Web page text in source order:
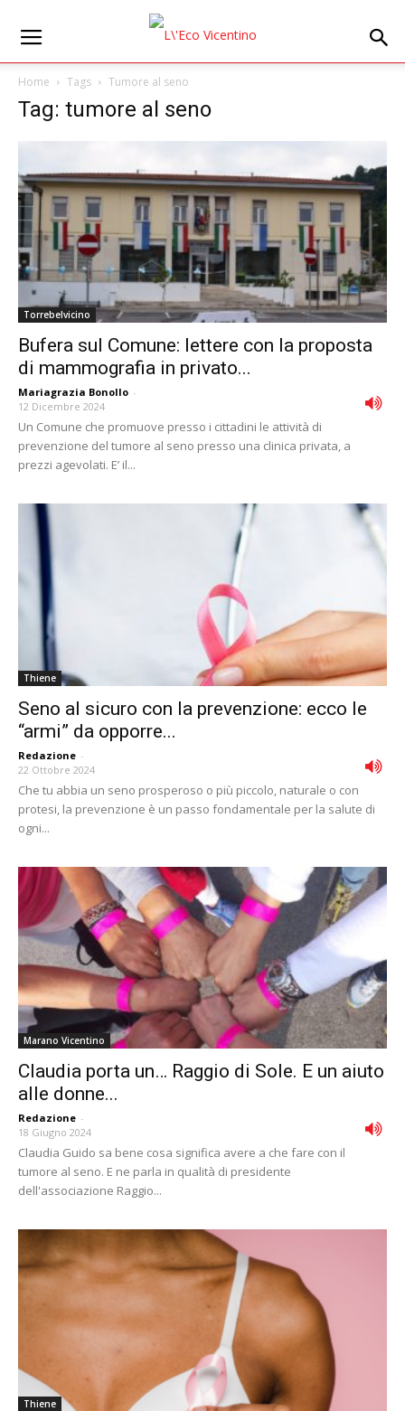
Home Tags Tumore al seno
Tag: tumore al seno
Torrebelvicino
Bufera sul Comune: lettere con la proposta
di mammografia in privato...
Mariagrazia Bonollo -
12 Dicembre 2024
Un Comune che promuove presso i cittadini le attività di
prevenzione del tumore al seno presso una clinica privata, a
prezzi agevolati. E’ il...
Thiene
Seno al sicuro con la prevenzione: ecco le
“armi” da opporre...
Redazione -
22 Ottobre 2024
Che tu abbia un seno prosperoso o più piccolo, naturale o con
protesi, la prevenzione è un passo fondamentale per la salute di
ogni...
Marano Vicentino
Claudia porta un… Raggio di Sole. E un aiuto
alle donne...
Redazione -
18 Giugno 2024
Claudia Guido sa bene cosa significa avere a che fare con il
tumore al seno. E ne parla in qualità di presidente
dell'associazione Raggio...
Thiene